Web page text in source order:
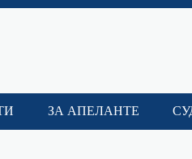
ЗА АПЕЛАНТЕ